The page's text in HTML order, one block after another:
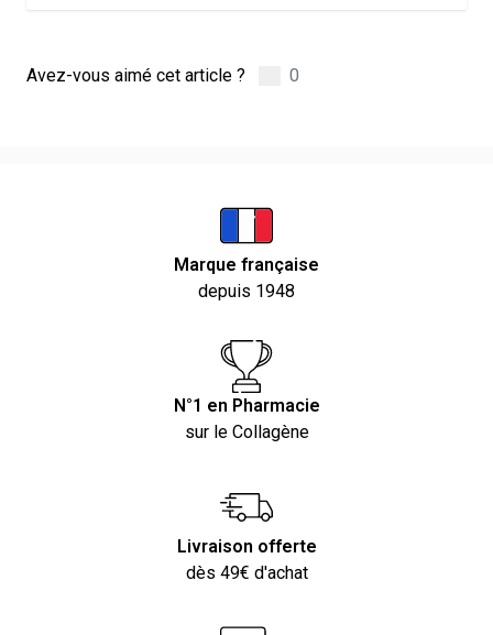
Avez-vous aimé cet article ? 0
Marque française
depuis 1948
N°1 en Pharmacie
sur le Collagène
Livraison offerte
dès 49€ d'achat